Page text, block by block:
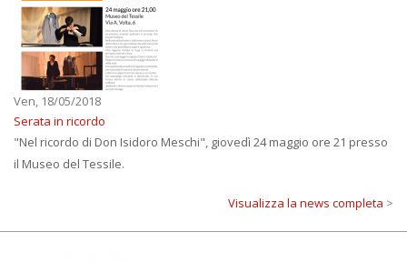
Ven, 18/05/2018
Serata in ricordo
"Nel ricordo di Don Isidoro Meschi", giovedì 24 maggio ore 21 presso
il Museo del Tessile.
Visualizza la news completa >